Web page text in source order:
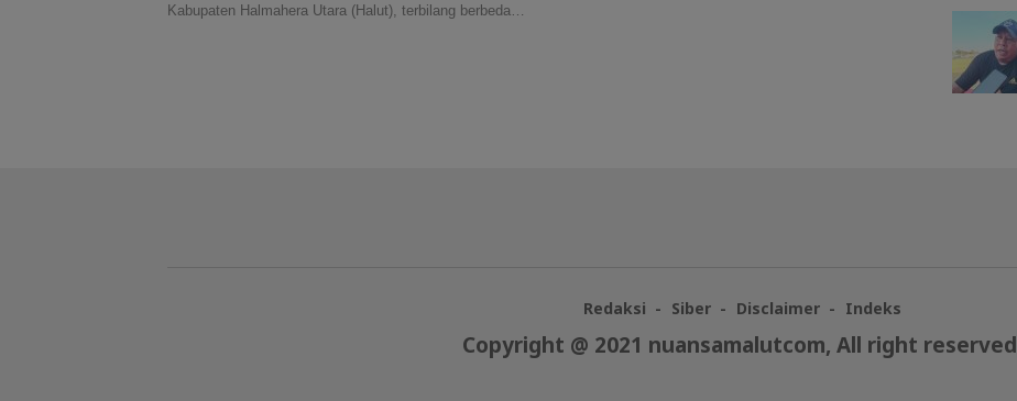
Kabupaten Halmahera Utara (Halut), terbilang berbeda…
Redaksi Siber Disclaimer Indeks
Copyright @ 2021 nuansamalutcom, All right reserved